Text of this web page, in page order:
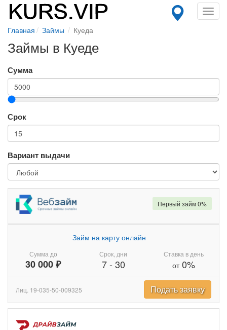
Главная Займы Куеда
Займы в Куеде
Сумма
Срок
Вариант выдачи
Сумма до
30 000 ₽
Займ на карту онлайн
Срок, дни
7- 30
Ставка в день
от0%
Первый займ 0%
Лиц. 19-035-50-009325 Подать заявку